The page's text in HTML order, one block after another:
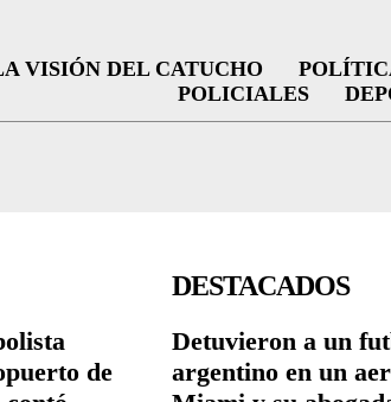
VISIÓN DEL CATUCHO
POLICIALES
de
DESTACADOS
Detuvieron a un
argentino en un